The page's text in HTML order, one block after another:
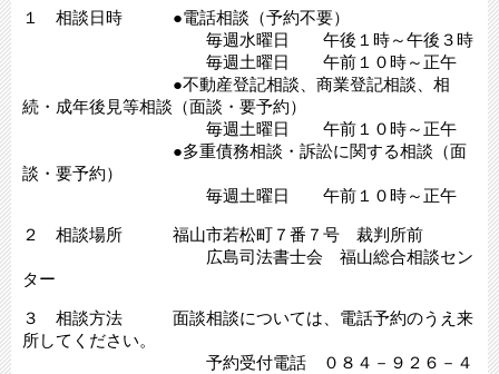
１ 相談日時 ●電話相談（予約不要）
毎週水曜日 午後１時～午後３時
毎週土曜日 午前１０時～正午
●不動産登記相談、商業登記相談、相
続・成年後見等相談（面談・要予約）
毎週土曜日 午前１０時～正午
●多重債務相談・訴訟に関する相談（面
談・要予約）
毎週土曜日 午前１０時～正午
２ 相談場所 福山市若松町７番７号 裁判所前
広島司法書士会 福山総合相談セン
ター
３ 相談方法 面談相談については、電話予約のうえ来
所してください。
予約受付電話 ０８４－９２６－４